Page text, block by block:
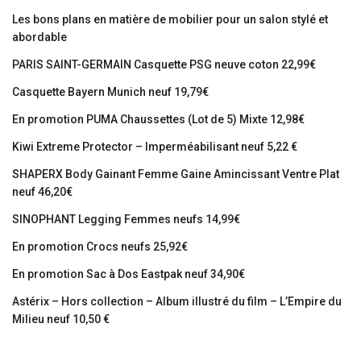
Les bons plans en matière de mobilier pour un salon stylé et
abordable
PARIS SAINT-GERMAIN Casquette PSG neuve coton 22,99€
Casquette Bayern Munich neuf 19,79€
En promotion PUMA Chaussettes (Lot de 5) Mixte 12,98€
Kiwi Extreme Protector – Imperméabilisant neuf 5,22 €
SHAPERX Body Gainant Femme Gaine Amincissant Ventre Plat
neuf 46,20€
SINOPHANT Legging Femmes neufs 14,99€
En promotion Crocs neufs 25,92€
En promotion Sac à Dos Eastpak neuf 34,90€
Astérix – Hors collection – Album illustré du film – L’Empire du
Milieu neuf 10,50 €